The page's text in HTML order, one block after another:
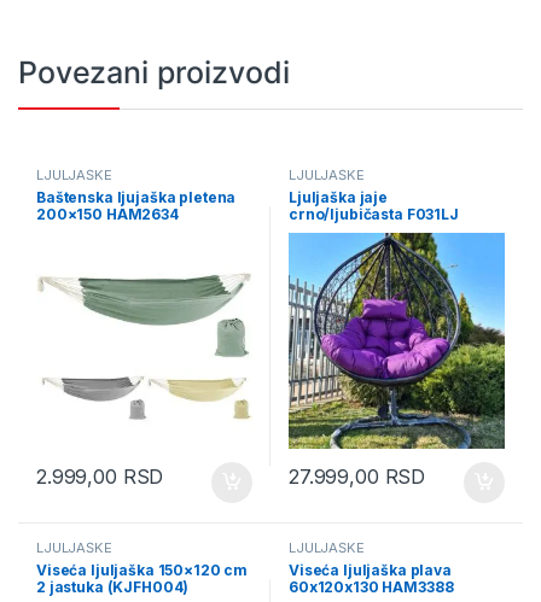
Povezani proizvodi
LJULJAŠKE
Baštenska ljujaška pletena
200×150 HAM2634
2.999,00 RSD
LJULJAŠKE
Ljuljaška jaje
crno/ljubičasta F031LJ
27.999,00 RSD
LJULJAŠKE
Viseća ljuljaška 150×120 cm
2 jastuka (KJFH004)
LJULJAŠKE
Viseća ljuljaška plava
60x120x130 HAM3388